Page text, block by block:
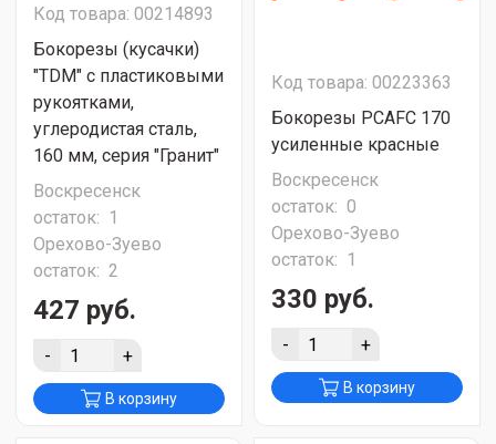
Код товара: 00214893
Бокорезы (кусачки)
"TDM" с пластиковыми
рукоятками,
углеродистая сталь,
160 мм, серия "Гранит"
Воскресенск
остаток: 1
Орехово-Зуево
остаток: 2
427 руб.
- +
В корзину
Код товара: 00223363
Бокорезы PCAFC 170
усиленные красные
Воскресенск
остаток: 0
Орехово-Зуево
остаток: 1
330 руб.
- +
В корзину